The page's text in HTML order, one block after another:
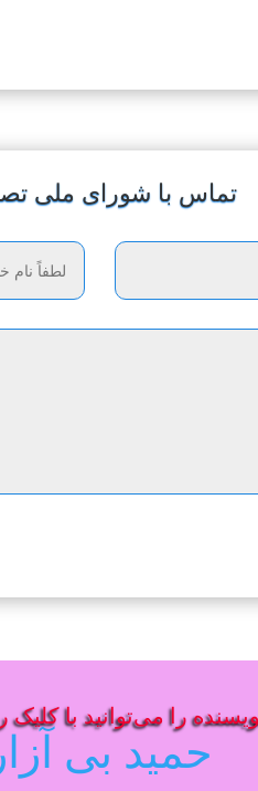
تماس با شورای ملی
را می‌توانید با
حمید بی